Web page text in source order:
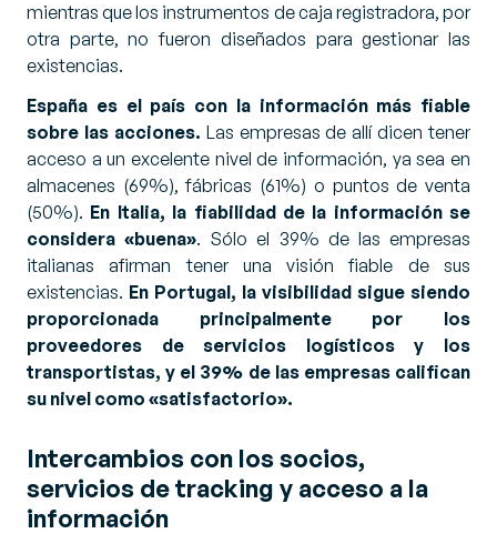
mientras que los instrumentos de caja registradora, por
otra parte, no fueron diseñados para gestionar las
existencias.
España es el país con la información más fiable
sobre las acciones. Las empresas de allí dicen tener
acceso a un excelente nivel de información, ya sea en
almacenes (69%), fábricas (61%) o puntos de venta
(50%). En Italia, la fiabilidad de la información se
considera «buena». Sólo el 39% de las empresas
italianas afirman tener una visión fiable de sus
existencias. En Portugal, la visibilidad sigue siendo
proporcionada principalmente por los
proveedores de servicios logísticos y los
transportistas, y el 39% de las empresas califican
su nivel como «satisfactorio».
Intercambios con los socios,
servicios de tracking y acceso a la
información